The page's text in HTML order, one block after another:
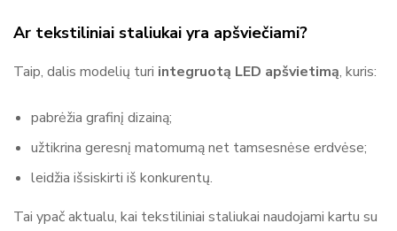
Ar tekstiliniai staliukai yra apšviečiami?
Taip, dalis modelių turi integruotą LED apšvietimą, kuris:
pabrėžia grafinį dizainą;
užtikrina geresnį matomumą net tamsesnėse erdvėse;
leidžia išsiskirti iš konkurentų.
Tai ypač aktualu, kai tekstiliniai staliukai naudojami kartu su